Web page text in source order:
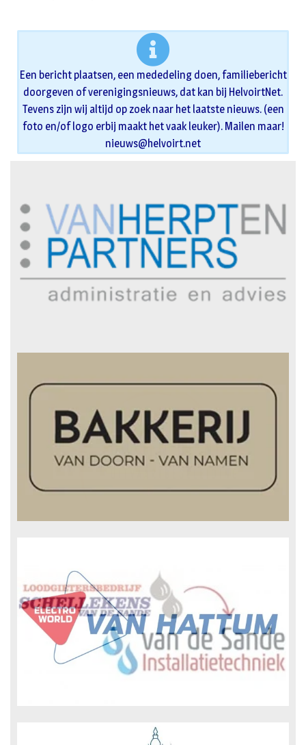
Een bericht plaatsen, een mededeling doen, familiebericht
doorgeven of verenigingsnieuws, dat kan bij HelvoirtNet.
Tevens zijn wij altijd op zoek naar het laatste nieuws. (een
foto en/of logo erbij maakt het vaak leuker). Mailen maar!
nieuws@helvoirt.net